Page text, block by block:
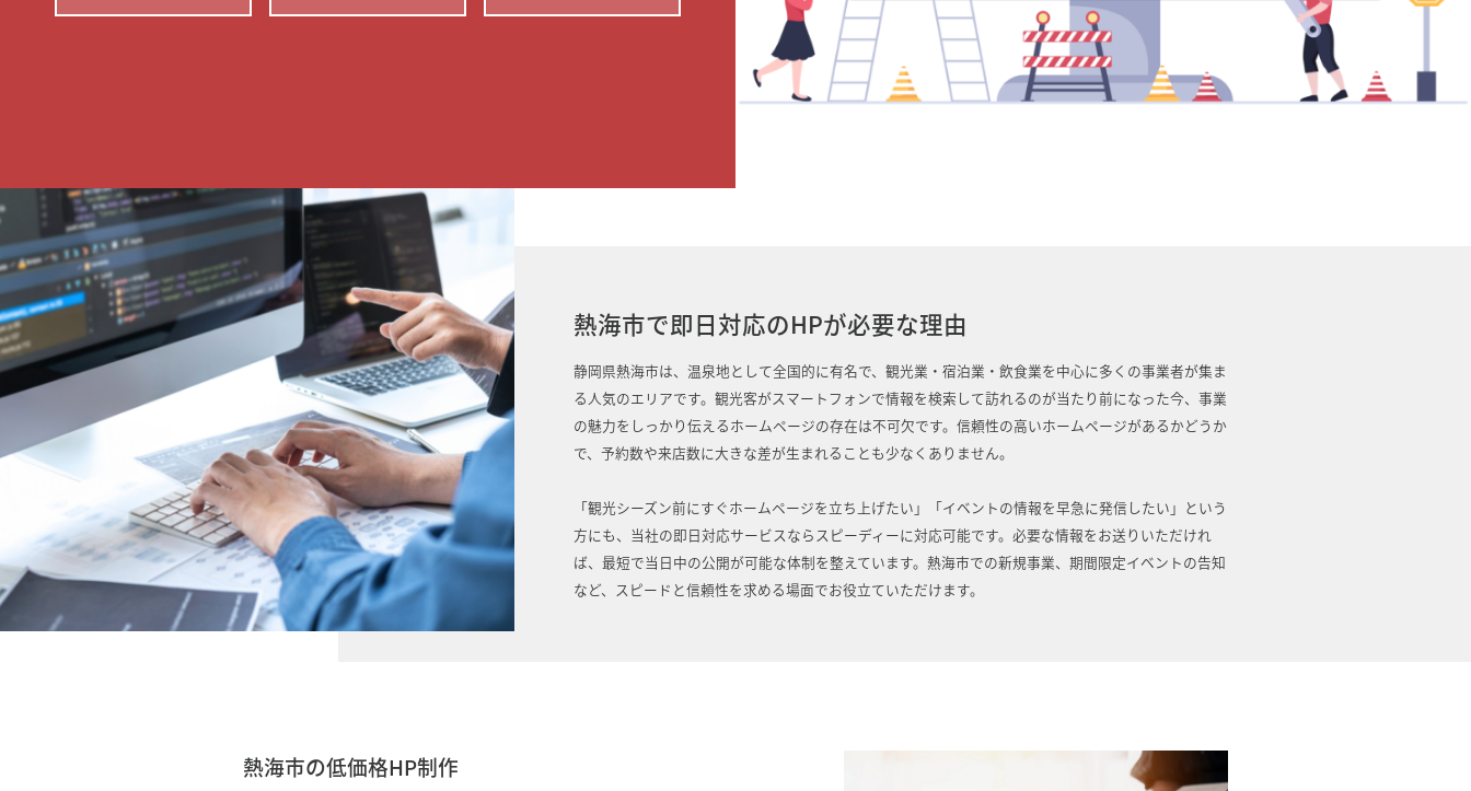
熱海市で即日対応のHPが必要な理由
静岡県熱海市は、温泉地として全国的に有名で、観光業・宿泊業・飲食業を中心に多くの事業者が集ま
る人気のエリアです。観光客がスマートフォンで情報を検索して訪れるのが当たり前になった今、事業
の魅力をしっかり伝えるホームページの存在は不可欠です。信頼性の高いホームページがあるかどうか
で、予約数や来店数に大きな差が生まれることも少なくありません。
「観光シーズン前にすぐホームページを立ち上げたい」「イベントの情報を早急に発信したい」という
方にも、当社の即日対応サービスならスピーディーに対応可能です。必要な情報をお送りいただけれ
ば、最短で当日中の公開が可能な体制を整えています。熱海市での新規事業、期間限定イベントの告知
など、スピードと信頼性を求める場面でお役立ていただけます。
熱海市の低価格HP制作